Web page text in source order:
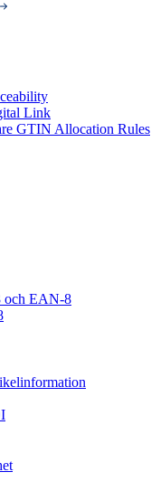
Link
GTIN Allocation Rules
och EAN-8